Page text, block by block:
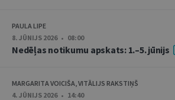
PAULA LIPE
8. JŪNIJS 2026 • 08:00
Nedēļas notikumu apskats: 1.–5. jūnijs
MARGARITA VOICIŠA, VITĀLIJS RAKSTIŅŠ
4. JŪNIJS 2026 • 14:40